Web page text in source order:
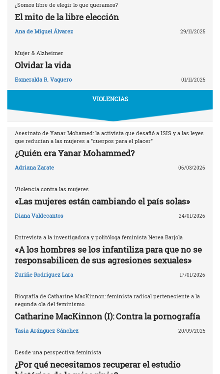
¿Somos libre de elegir lo que queramos?
El mito de la libre elección
Ana de Miguel Álvarez 29/11/2025
Mujer & Alzheimer
Olvidar la vida
Esmeralda R. Vaquero 01/11/2025
VIOLENCIAS
Asesinato de Yanar Mohamed: la activista que desafió a ISIS y a las leyes
que reducían a las mujeres a "cuerpos para el placer"
¿Quién era Yanar Mohammed?
Adriana Zarate 06/03/2026
Violencia contra las mujeres
«Las mujeres están cambiando el país solas»
Diana Valdecantos 24/01/2026
Entrevista a la investigadora y politóloga feminista Nerea Barjola
«A los hombres se los infantiliza para que no se
responsabilicen de sus agresiones sexuales»
Zuriñe Rodriguez Lara 17/01/2026
Biografía de Catharine MacKinnon: feminista radical perteneciente a la
segunda ola del feminismo.
Catharine MacKinnon (I): Contra la pornografía
Tasia Aránguez Sánchez 20/09/2025
Desde una perspectiva feminista
¿Por qué necesitamos recuperar el estudio